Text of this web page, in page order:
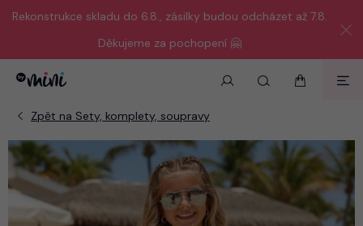
Rekonstrukce skladu do 6.8., zásilky budou odcházet až 7.8.
Děkujeme za pochopení 🤗